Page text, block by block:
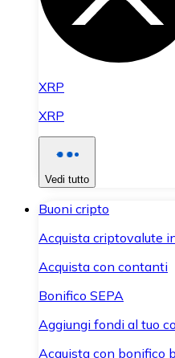
XRP
XRP
Vedi tutto
Buoni cripto
Acquista criptovalute
Acquista con contanti
Bonifico SEPA
Aggiungi fondi al tuo
Acquista con bonifico